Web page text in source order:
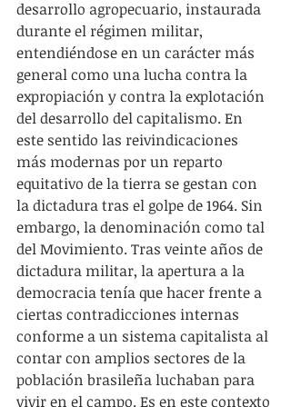
desarrollo agropecuario, instaurada
durante el régimen militar,
entendiéndose en un carácter más
general como una lucha contra la
expropiación y contra la explotación
del desarrollo del capitalismo. En
este sentido las reivindicaciones
más modernas por un reparto
equitativo de la tierra se gestan con
la dictadura tras el golpe de 1964. Sin
embargo, la denominación como tal
del Movimiento. Tras veinte años de
dictadura militar, la apertura a la
democracia tenía que hacer frente a
ciertas contradicciones internas
conforme a un sistema capitalista al
contar con amplios sectores de la
población brasileña luchaban para
vivir en el campo. Es en este contexto